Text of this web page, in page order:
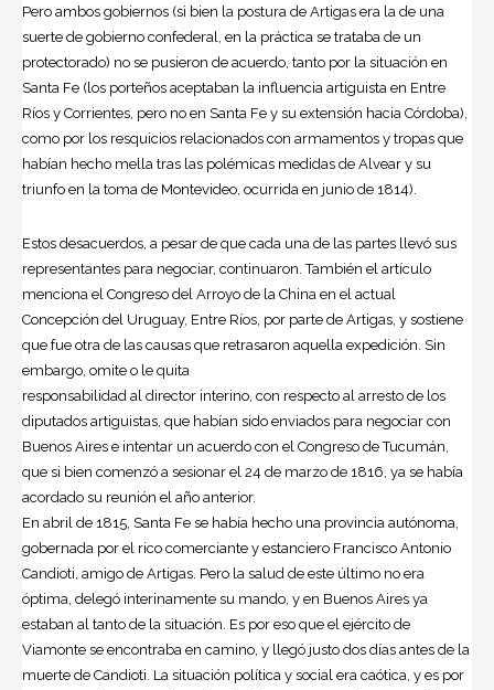
Pero ambos gobiernos (si bien la postura de Artigas era la de una
suerte de gobierno confederal, en la práctica se trataba de un
protectorado) no se pusieron de acuerdo, tanto por la situación en
Santa Fe (los porteños aceptaban la influencia artiguista en Entre
Ríos y Corrientes, pero no en Santa Fe y su extensión hacia Córdoba),
como por los resquicios relacionados con armamentos y tropas que
habían hecho mella tras las polémicas medidas de Alvear y su
triunfo en la toma de Montevideo, ocurrida en junio de 1814).
Estos desacuerdos, a pesar de que cada una de las partes llevó sus
representantes para negociar, continuaron. También el artículo
menciona el Congreso del Arroyo de la China en el actual
Concepción del Uruguay, Entre Ríos, por parte de Artigas, y sostiene
que fue otra de las causas que retrasaron aquella expedición. Sin
embargo, omite o le quita
responsabilidad al director interino, con respecto al arresto de los
diputados artiguistas, que habían sido enviados para negociar con
Buenos Aires e intentar un acuerdo con el Congreso de Tucumán,
que si bien comenzó a sesionar el 24 de marzo de 1816, ya se había
acordado su reunión el año anterior.
En abril de 1815, Santa Fe se había hecho una provincia autónoma,
gobernada por el rico comerciante y estanciero Francisco Antonio
Candioti, amigo de Artigas. Pero la salud de este último no era
óptima, delegó interinamente su mando, y en Buenos Aires ya
estaban al tanto de la situación. Es por eso que el ejército de
Viamonte se encontraba en camino, y llegó justo dos días antes de la
muerte de Candioti. La situación política y social era caótica, y es por